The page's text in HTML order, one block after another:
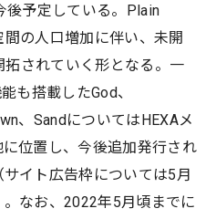
後予定している。Plain
間の人口増加に伴い、未開
されていく形となる。一
も搭載したGod、
、SandについてはHEXAメ
位置し、今後追加発行され
イト広告枠については5月
なお、2022年5月頃までに